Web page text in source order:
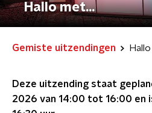
Hallo met...
Gemiste uitzendingen
Deze uitzending staat
2026 van 14:00 tot 16:00 en